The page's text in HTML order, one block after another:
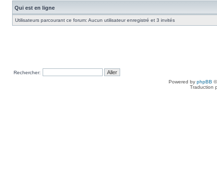
Qui est en ligne
Utilisateurs parcourant ce forum: Aucun utilisateur enregistré et 3 invités
Rechercher:
Powered by phpBB
Traduction